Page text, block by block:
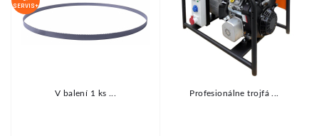
SERVIS+
V balení 1 ks ... Profesionálne trojfá ...